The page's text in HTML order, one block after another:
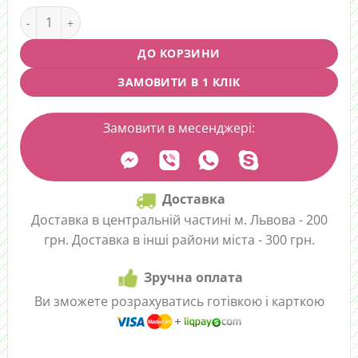
Букет "Небесна далечінь" quantity
ДО КОРЗИНИ
ЗАМОВИТИ В 1 КЛІК
Замовити в месенджері:
Доставка
Доставка в центральній частині м. Львова - 200
грн. Доставка в інші райони міста - 300 грн.
Зручна оплата
Ви зможете розрахуватись готівкою і карткою